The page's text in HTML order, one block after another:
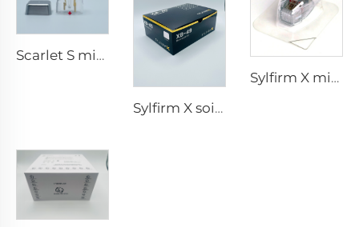
Scarlet S microneedling rf électrodes bipolaires embout jetable 25 broches
Sylfirm X soins de la peau par microneedling rf embouts Sylfirm X XB-49
Sylfirm X microneedling rf tip Sylfirm X XE-25 cartouche de Viol